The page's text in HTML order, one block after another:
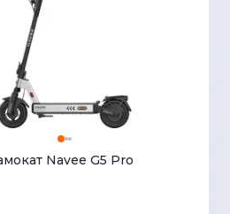
Navee G5 Pro